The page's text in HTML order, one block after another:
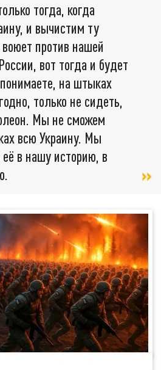
тогда, когда
и вычистим ту
воюет против нашей
вот тогда и будет
на штыках
только не сидеть,
Мы не сможем
всю Украину. Мы
в нашу историю, в